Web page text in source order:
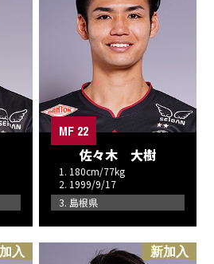
MF 22
佐々木 大樹
1. 180cm/77kg
2. 1999/9/17
3. 島根県
入 新加入